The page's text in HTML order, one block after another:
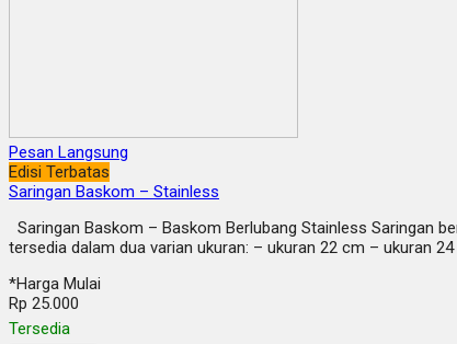
Pesan Langsung
Edisi Terbatas
Saringan Baskom – Stainless
Saringan Baskom – Baskom Berlubang Stainless Saringan
tersedia dalam dua varian ukuran: – ukuran 22 cm – ukuran
*Harga Mulai
Rp 25.000
Tersedia